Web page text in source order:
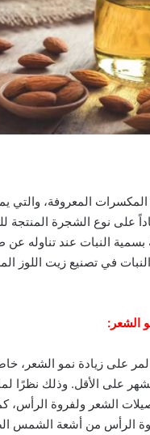
المكسرات المعروفة، والتي
على نوع الشجرة المنتجة
النبات عند تناوله عن
في تصنيع زيت اللوز
الشعر:
على زيادة نمو الشعر،
على الأقل. وذلك نظرًا
الشعر ولفروة الرأس،
الرأس من أشعة الشمس